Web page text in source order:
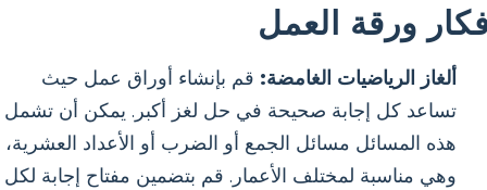
ورقة العمل
ألغاز الرياضيات الغامضة: قم بإنشاء أوراق عمل حيث
تساعد كل إجابة صحيحة في حل لغز أكبر. يمكن أن تشمل
هذه المسائل مسائل الجمع أو الضرب أو الأعداد العشرية،
وهي مناسبة لمختلف الأعمار. قم بتضمين مفتاح إجابة لكل